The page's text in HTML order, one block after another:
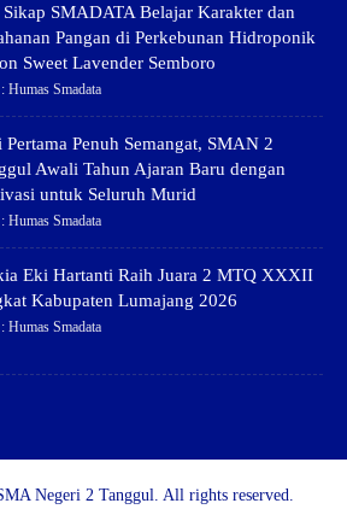
SMADATA Belajar Karakter dan
Pangan di Perkebunan Hidroponik
Sweet Lavender Semboro
Humas Smadata
Pertama Penuh Semangat, SMAN 2
Awali Tahun Ajaran Baru dengan
untuk Seluruh Murid
Humas Smadata
Eki Hartanti Raih Juara 2 MTQ XXXII
Kabupaten Lumajang 2026
Humas Smadata
Negeri 2 Tanggul. All rights reserved.